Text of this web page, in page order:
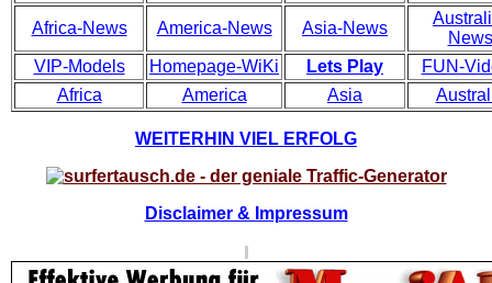
Africa-News America-News Asia-News
News
VIP-Models
Homepage-WiKi Lets Play
FUN-
Africa
America Asia
WEITERHIN VIEL ERFOLG
Disclaimer & Impressum